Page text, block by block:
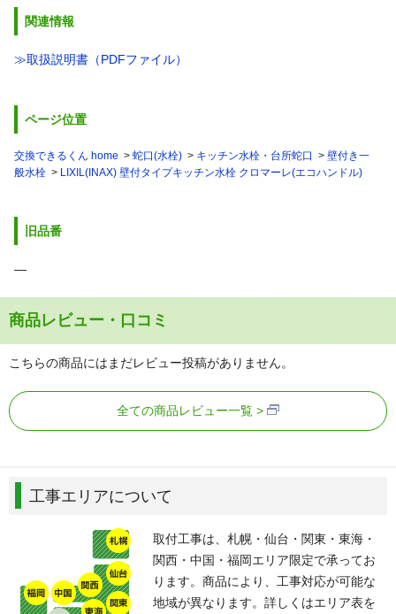
関連情報
≫取扱説明書（PDFファイル）
ページ位置
交換できるくん home 蛇口(水栓) キッチン水栓・台所蛇口
壁付き一
般水栓
LIXIL(INAX) 壁付タイプキッチン水栓 クロマーレ(エコハンドル)
旧品番
―
商品レビュー・口コミ
こちらの商品にはまだレビュー投稿がありません。
全ての商品レビュー一覧
工事エリアについて
取付工事は、札幌・仙台・関東・東海・
関西・中国・福岡エリア限定で承ってお
ります。商品により、工事対応が可能な
地域が異なります。詳しくはエリア表を